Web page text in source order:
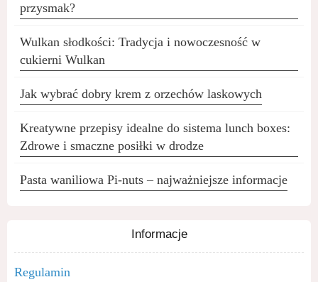
przysmak?
Wulkan słodkości: Tradycja i nowoczesność w
cukierni Wulkan
Jak wybrać dobry krem z orzechów laskowych
Kreatywne przepisy idealne do sistema lunch boxes:
Zdrowe i smaczne posiłki w drodze
Pasta waniliowa Pi-nuts – najważniejsze informacje
Informacje
Regulamin